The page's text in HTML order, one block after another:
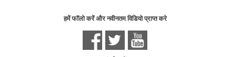
हमें फॉलो करें और नवीनतम विडियो प्राप्त करे